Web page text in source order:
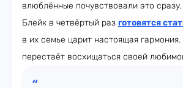
влюблённые почувствовали это
Блейк в четвёртый раз готовятся
в их семье царит настоящая гармония.
перестаёт восхищаться своей